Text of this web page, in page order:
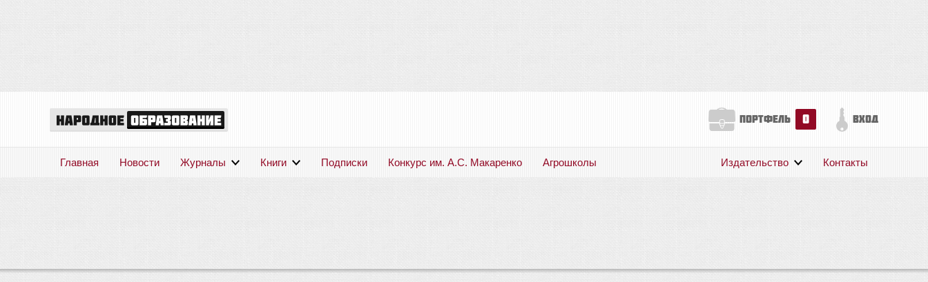
портфель 0 вход
Главная Новости Журналы Книги Подписки Конкурс им. А.С. Макаренко Агрошколы Издательство Контакты